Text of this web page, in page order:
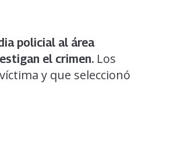
policial al área
el crimen. Los
y que seleccionó